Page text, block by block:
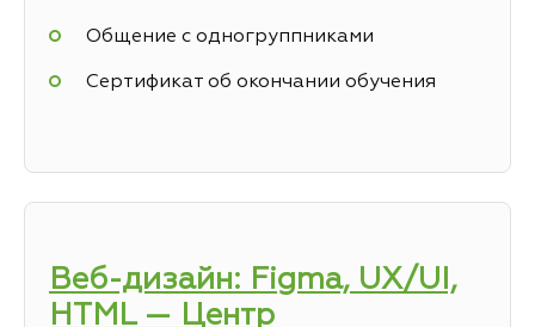
Общение с одногруппниками
Сертификат об окончании обучения
Веб-дизайн: Figma, UX/UI,
HTML — Центр